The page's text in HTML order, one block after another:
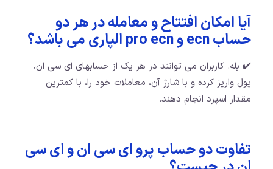
آیا امکان افتتاح و معامله در هر دو
حساب ecn و pro ecn الپاری می باشد؟
✔️ بله. کاربران می توانند در هر یک از حسابهای ای سی ان،
پول واریز کرده و با شارژ آن، معاملات خود را، با کمترین
مقدار اسپرد انجام دهند.
تفاوت دو حساب پرو ای سی ان و ای سی